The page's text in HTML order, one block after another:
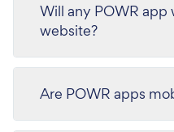
Will any POWR
website?
Are POWR apps